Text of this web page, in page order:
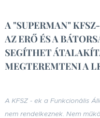
A "SUPERMAN"
AZ ERŐ ÉS A
SEGÍTHET
MEGTEREMTENI A
A KFSZ - ek a Funkcionális
nem rendelkeznek. Nem